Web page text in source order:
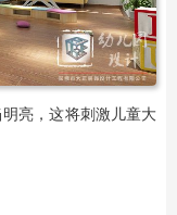
亮，这将刺激儿童大